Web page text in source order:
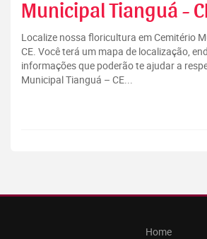
Municipal Tianguá -
Localize nossa floricultura em Cemitério
CE. Você terá um mapa de localização,
informações que poderão te ajudar a
Municipal Tianguá – CE...
Home